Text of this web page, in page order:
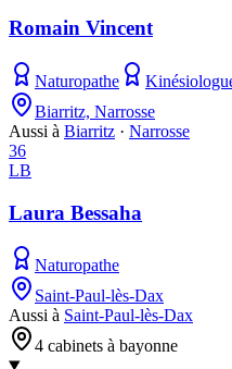
Romain Vincent
Naturopathe
Biarritz, Narrosse
Aussi à Biarritz · Narrosse
36
LB
Laura Bessaha
Naturopathe
Saint-Paul-lès-Dax
Aussi à Saint-Paul-lès-Dax
4 cabinets à bayonne